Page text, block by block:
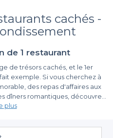
cachés -
de 1 restaurant
de trésors cachés, et le 1er
exemple. Si vous cherchez à
des repas d'affaires aux
dîners romantiques, découvrez
qui sauront séduire vos convives
et gastronomie, puisez votre
discrets mais remarquables.
avec Privateaser
plus